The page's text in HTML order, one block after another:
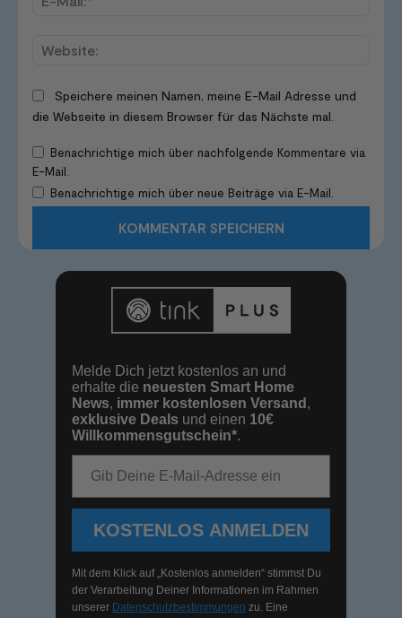
Speichere meinen Namen, meine E-Mail Adresse und
die Webseite in diesem Browser für das Nächste mal.
Benachrichtige mich über nachfolgende Kommentare via
E-Mail.
Benachrichtige mich über neue Beiträge via E-Mail.
Melde Dich jetzt kostenlos an und
erhalte die neuesten Smart Home
News, immer kostenlosen Versand ,
exklusive Deals und einen 10€
Willkommensgutschein*.
KOSTENLOS ANMELDEN
Mit dem Klick auf „Kostenlos anmelden“ stimmst Du
der Verarbeitung Deiner Informationen im Rahmen
unserer Datenschutzbestimmungen zu. Eine